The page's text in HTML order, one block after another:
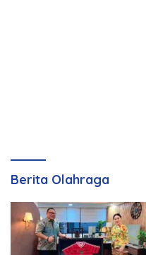
Berita Olahraga